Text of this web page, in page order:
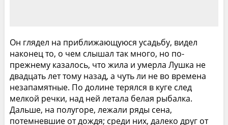
Он глядел на приближающуюся усадьбу, видел
наконец то, о чем слышал так много, но по-
прежнему казалось, что жила и умерла Лушка не
двадцать лет тому назад, а чуть ли не во времена
незапамятные. По долине терялся в куге след
мелкой речки, над ней летала белая рыбалка.
Дальше, на полугоре, лежали ряды сена,
потемневшие от дождя; среди них, далеко друг от